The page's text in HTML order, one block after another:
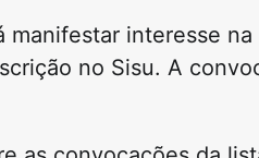
manifestar interesse
no Sisu. A